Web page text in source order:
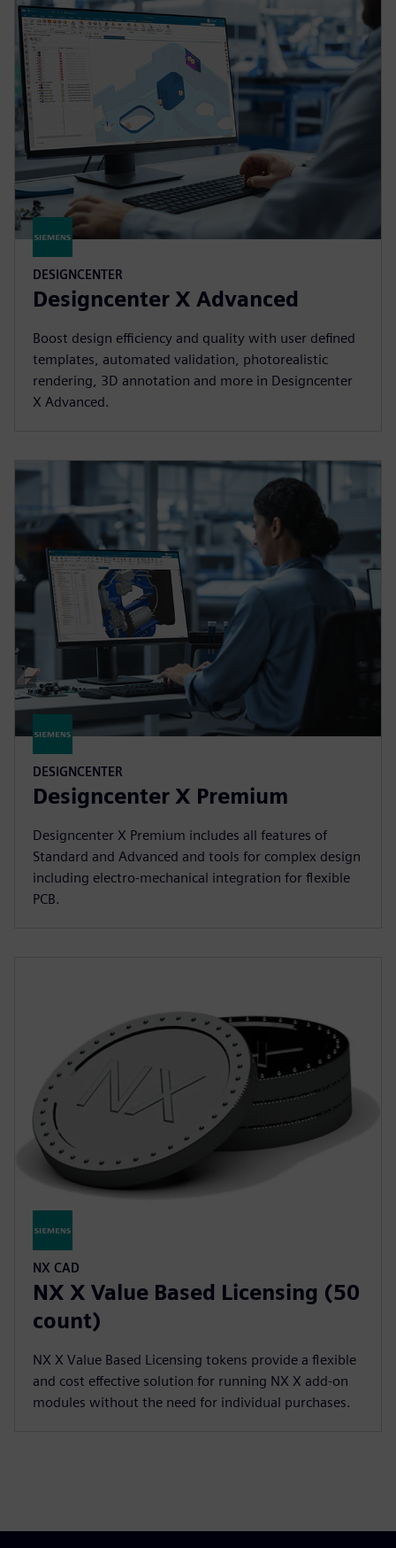
DESIGNCENTER
Designcenter X Advanced
Boost design efficiency and quality with user defined
templates, automated validation, photorealistic
rendering, 3D annotation and more in Designcenter
X Advanced.
DESIGNCENTER
Designcenter X Premium
Designcenter X Premium includes all features of
Standard and Advanced and tools for complex design
including electro-mechanical integration for flexible
PCB.
NX CAD
NX X Value Based Licensing (50
count)
NX X Value Based Licensing tokens provide a flexible
and cost effective solution for running NX X add-on
modules without the need for individual purchases.